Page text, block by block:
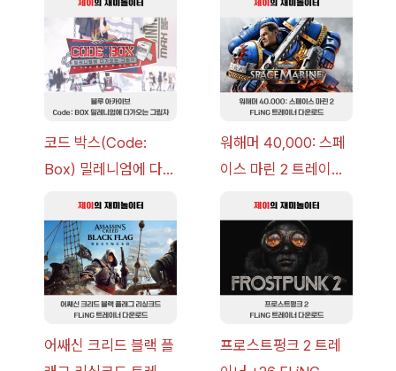
코드 박스(Code:
Box) 밀레니엄에 다가
략 [복각] | 블루 아카
이브
워해머 40,000: 스페
이스 마린 2 트레이너
v14.0+] 다운로드
어쌔신 크리드 블랙 플
프로스트펑크 2 트레